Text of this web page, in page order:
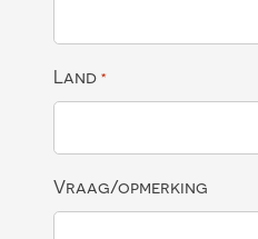
Land *
Vraag/opmerking